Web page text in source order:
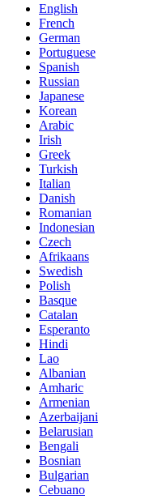
English
French
German
Portuguese
Spanish
Russian
Japanese
Korean
Arabic
Irish
Greek
Turkish
Italian
Danish
Romanian
Indonesian
Czech
Afrikaans
Swedish
Polish
Basque
Catalan
Esperanto
Hindi
Lao
Albanian
Amharic
Armenian
Azerbaijani
Belarusian
Bengali
Bosnian
Bulgarian
Cebuano